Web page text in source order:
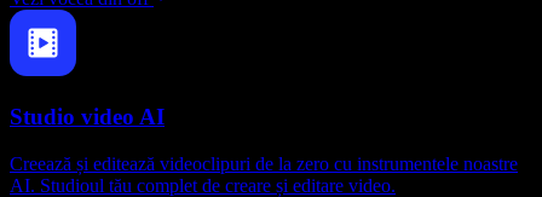
Studio video AI
Creează și editează videoclipuri de la zero cu instrumentele noastre
AI. Studioul tău complet de creare și editare video.